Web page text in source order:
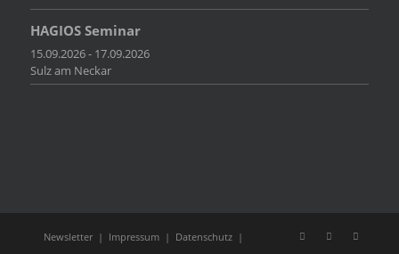
HAGIOS Seminar
15.09.2026 - 17.09.2026
Sulz am Neckar
Newsletter | Impressum | Datenschutz |